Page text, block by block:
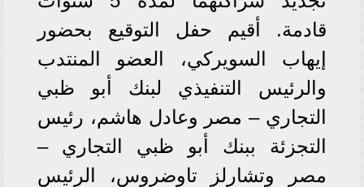
قادمة. أقيم حفل التوقيع بحضور
إيهاب السويركي، العضو المنتدب
والرئيس التنفيذي لبنك أبو ظبي
التجاري – مصر وعادل هاشم، رئيس
التجزئة ببنك أبو ظبي التجاري –
مصر وتشارلز تاوضروس، الرئيس